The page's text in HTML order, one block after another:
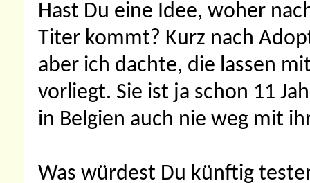
Hast Du eine Idee, woher
Titer kommt? Kurz nach
aber ich dachte, die lassen
vorliegt. Sie ist ja schon 11
in Belgien auch nie weg mit
Was würdest Du künftig